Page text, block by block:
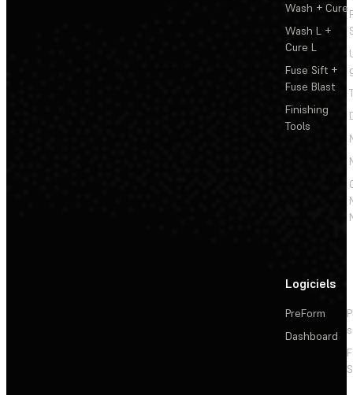
Wash + Cure
Wash L +
Cure L
Fuse Sift +
Fuse Blast
Finishing
Tools
Logiciels
PreForm
Dashboard